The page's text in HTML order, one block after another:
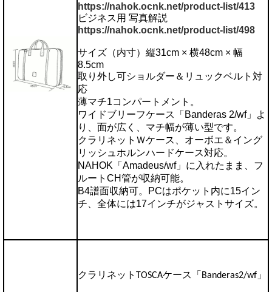
https://nahok.ocnk.net/product-list/413
ビジネス用 写真解説
https://nahok.ocnk.net/product-list/498
サイズ（内寸）縦31cm × 横48cm × 幅
8.5cm
取り外し可ショルダー＆リュックベルト対
応
薄マチ1コンパートメント。
ワイドブリーフケース「Banderas 2/wf」よ
り、面が広く、マチ幅が薄い型です。
クラリネットＷケース、オーボエ＆イング
リッシュホルンハードケース対応。
NAHOK「Amadeus/wf」に入れたまま、フ
ルートCH管が収納可能。
B4譜面収納可。PCはポケット内に15イン
チ、全体には17インチがジャストサイズ。
クラリネットTOSCAケース「Banderas2/wf」